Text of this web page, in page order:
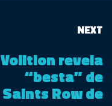
NEXT
Volition revela
“besta” de
Saints Row de